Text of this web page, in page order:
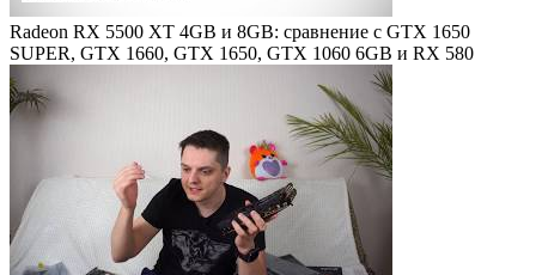
Radeon RX 5500 XT 4GB и 8GB: сравнение с GTX 1650
SUPER, GTX 1660, GTX 1650, GTX 1060 6GB и RX 580